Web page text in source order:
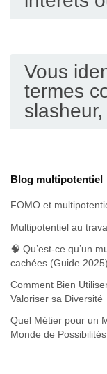
Vous
termes
Blog multipotentiel
FOMO et
Multipotentiel au
🧠 Qu’est-ce qu’un
cachées (Guide 2025)
Comment Bien
Valoriser sa Diversité
Quel Métier pour un
Monde de Possibilités